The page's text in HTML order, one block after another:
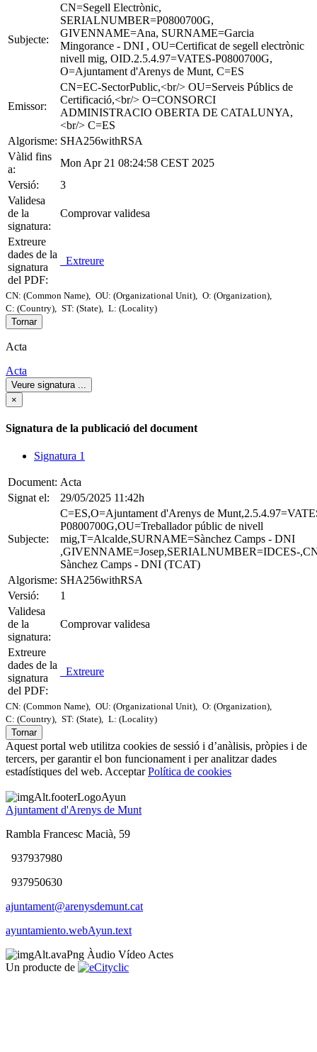
Subjecte:
CN=Segell Electrònic,
SERIALNUMBER=P0800700G,
GIVENNAME=Ana, SURNAME=Garcia
Mingorance - DNI , OU=Certificat de segell electrònic
nivell mig, OID.2.5.4.97=VATES-P0800700G,
O=Ajuntament d'Arenys de Munt, C=ES
Emissor:
CN=EC-SectorPublic,<br/> OU=Serveis Públics de
Certificació,<br/> O=CONSORCI
ADMINISTRACIO OBERTA DE CATALUNYA,
<br/> C=ES
Algorisme: SHA256withRSA
Vàlid fins
a:
Mon Apr 21 08:24:58 CEST 2025
Versió:
3
Validesa
de la
signatura:
Comprovar validesa
Extreure
dades de la
signatura
del PDF:
Extreure
CN: (Common Name), OU: (Organizational Unit),
O: (Organization),
C: (Country),
ST: (State),
L: (Locality)
Tornar
Acta
Acta
Veure signatura
×
Signatura de la publicació del document
Signatura 1
Document: Acta
Signat el:
29/05/2025 11:42h
Subjecte:
C=ES,O=Ajuntament d'Arenys de
P0800700G,OU=Treballador públic de nivell
mig,T=Alcalde,SURNAME=Sànchez Camps - DNI
,GIVENNAME=Josep,SERIALNUMBER=IDCES-
Sànchez Camps - DNI (TCAT)
Algorisme: SHA256withRSA
Versió:
1
Validesa
de la
signatura:
Comprovar validesa
Extreure
dades de la
signatura
del PDF:
Extreure
CN: (Common Name), OU: (Organizational Unit), O: (Organization),
C: (Country), ST: (State), L: (Locality)
Tornar
Aquest portal web utilitza cookies de sessió i d’anàlisis, pròpies i de
tercers, per garantir el bon funcionament i per analitzar dades
estadístiques del web. Acceptar Política de cookies
Ajuntament d'Arenys de Munt
Rambla Francesc Macià, 59
937937980
937950630
ajuntament@arenysdemunt.cat
ayuntamiento.webAyun.text
Àudio Vídeo Actes
Un producte de